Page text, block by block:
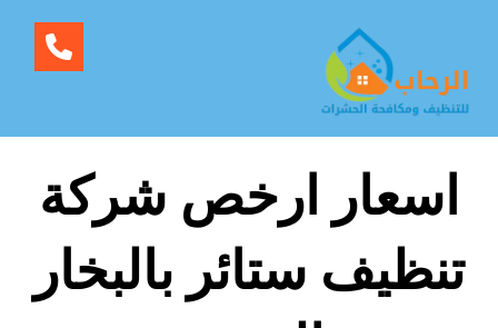
اسعار ارخص شركة
تنظيف ستائر بالبخار